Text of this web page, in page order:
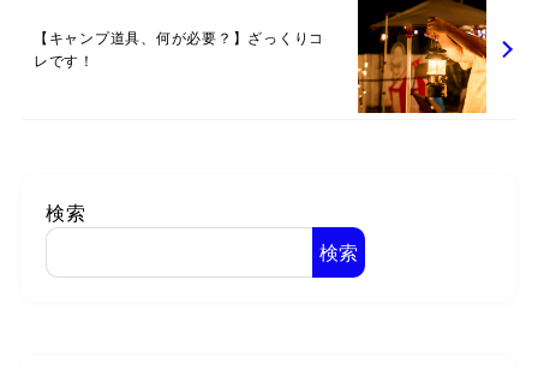
【キャンプ道具、何が必要？】ざっくりコ
レです！
検索
検索